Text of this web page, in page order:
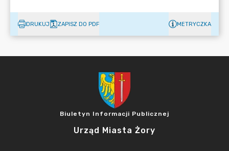
DRUKUJ ZAPISZ DO PDF METRYCZKA
Biuletyn Informacji Publicznej
Urząd Miasta Żory